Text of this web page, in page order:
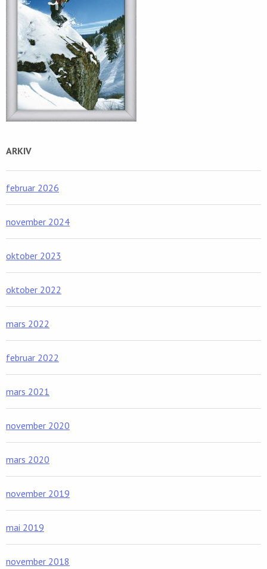
ARKIV
februar 2026
november 2024
oktober 2023
oktober 2022
mars 2022
februar 2022
mars 2021
november 2020
mars 2020
november 2019
mai 2019
november 2018